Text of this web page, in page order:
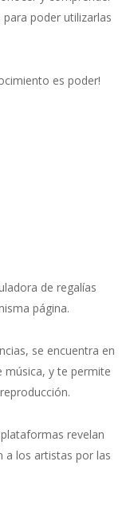
poder utilizarlas
es poder!
de regalías
página.
, se encuentra en
y te permite
revelan
a los artistas por las